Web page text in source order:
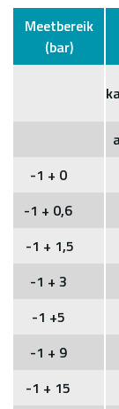
Meetbereik
(bar)
-1 + 0
-1 + 0,6
-1 + 1,5
-1 + 3
-1 +5
-1 + 9
-1 + 15